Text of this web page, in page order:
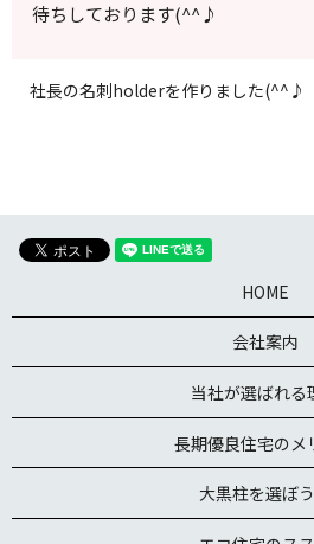
待ちしております(^^♪
社長の名刺holderを作りました(^^♪
HOME
会社案内
当社が選ばれる
長期優良住宅のメ
大黒柱を選ぼう